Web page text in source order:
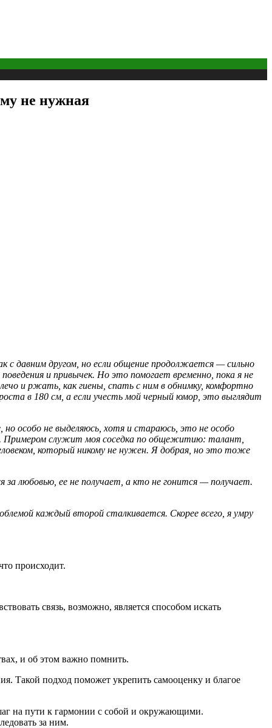
не нужная
с давним другом, но если общение продолжается — сильно
и привычек. Но это помогает временно, пока я не
и ржать, как гиены, спать с ним в обнимку, комфортно
в 180 см, а если учесть мой черный юмор, это выглядит
но особо не выделяюсь, хотя и стараюсь, это не особо
Примером служит моя соседка по общежитию: талант,
который никому не нужен. Я добрая, но это тоже
любовью, ее не получает, а кто не гонится — получает.
каждый второй сталкивается. Скорее всего, я умру
происходит.
связь, возможно, является способом искать
и об этом важно помнить.
Такой подход поможет укрепить самооценку и благое
на пути к гармонии с собой и окружающими.
за ним.